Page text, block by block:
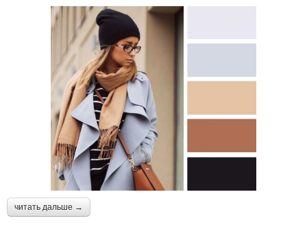
читать дальше →